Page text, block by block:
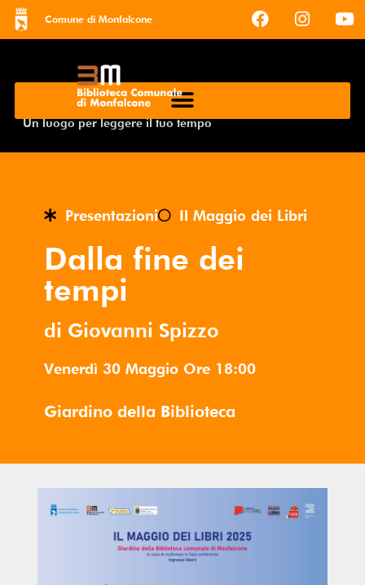
Comune di Monfalcone
Un luogo per leggere il tuo tempo
Presentazioni Il Maggio dei Libri
Dalla fine dei
tempi
di Giovanni Spizzo
Venerdì 30 Maggio Ore 18:00
Giardino della Biblioteca